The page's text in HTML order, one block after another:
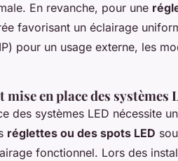
En revanche, pour une
favorisant un éclairage
pour un usage externe, les
en place des systèmes
des systèmes LED nécessite
réglettes ou des spots LED
fonctionnel. Lors des